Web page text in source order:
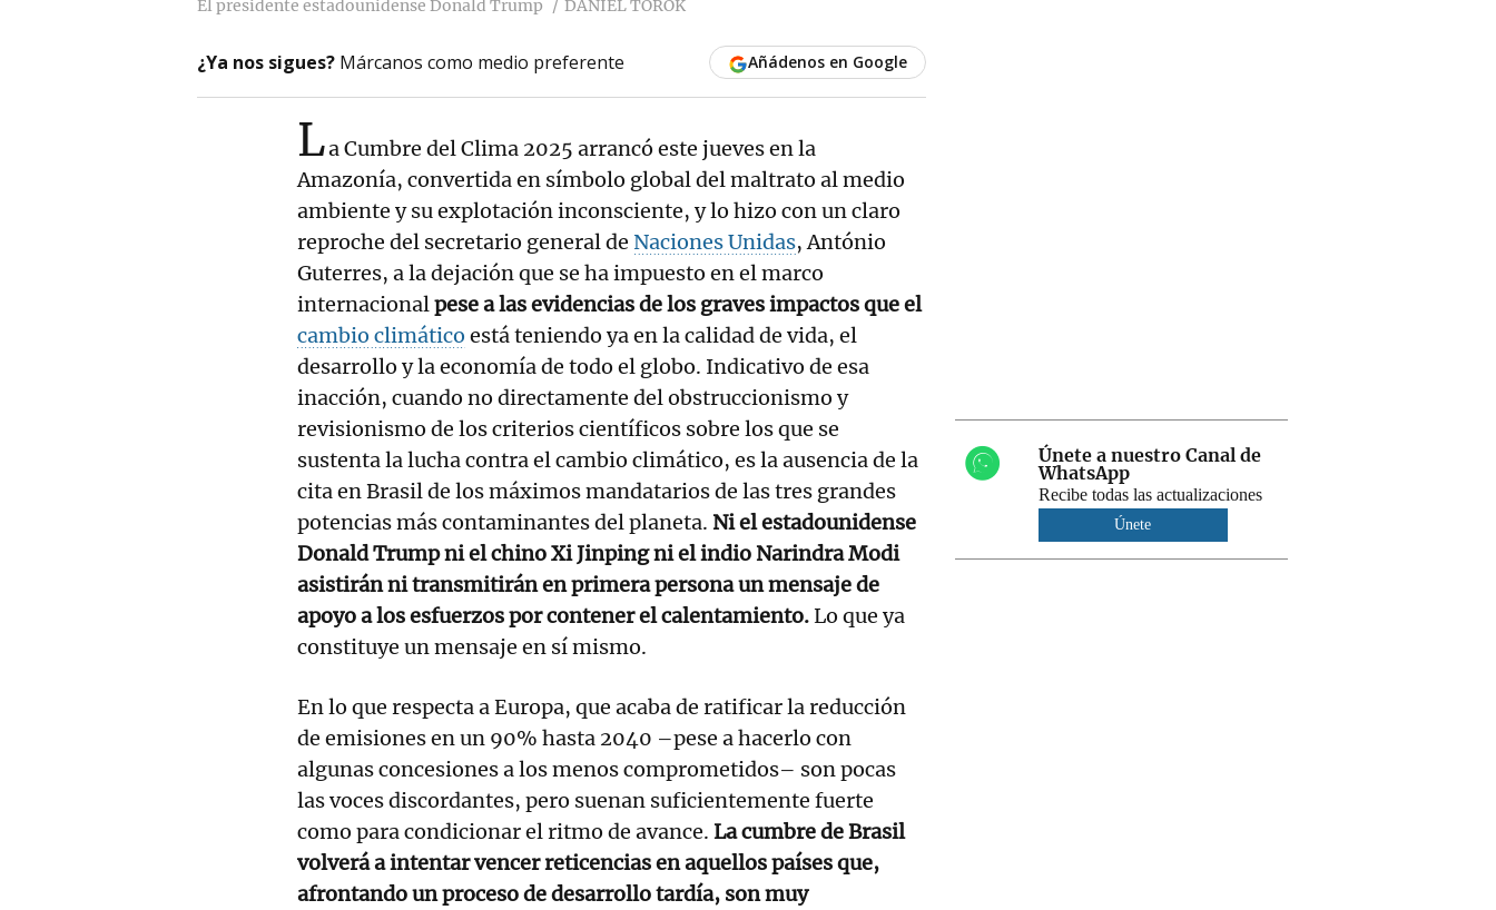
El presidente estadounidense Donald Trump DANIEL TOROK
¿Ya nos sigues? Márcanos como medio preferente Añádenos en Google
La Cumbre del Clima 2025 arrancó este jueves en la
Amazonía, convertida en símbolo global del maltrato al medio
ambiente y su explotación inconsciente, y lo hizo con un claro
reproche del secretario general de Naciones Unidas, António
Guterres, a la dejación que se ha impuesto en el marco
internacionalpese a las evidencias de los graves impactos que el
cambio climático está teniendo ya en la calidad de vida, el
desarrollo y la economía de todo el globo. Indicativo de esa
inacción, cuando no directamente del obstruccionismo y
revisionismo de los criterios científicos sobre los que se
sustenta la lucha contra el cambio climático, es la ausencia de la
cita en Brasil de los máximos mandatarios de las tres grandes
potencias más contaminantes del planeta. Ni el estadounidense
Donald Trump ni el chino Xi Jinping ni el indio Narindra Modi
asistirán ni transmitirán en primera persona un mensaje de
apoyo a los esfuerzos por contener el calentamiento.Lo que ya
constituye un mensaje en sí mismo.
En lo que respecta a Europa, que acaba de ratificar la reducción
de emisiones en un 90% hasta 2040 –pese a hacerlo con
algunas concesiones a los menos comprometidos– son pocas
las voces discordantes, pero suenan suficientemente fuerte
como para condicionar el ritmo de avance. La cumbre de Brasil
volverá a intentar vencer reticencias en aquellos países que,
afrontando un proceso de desarrollo tardía, son muy
Únete a nuestro Canal de
WhatsApp
Recibe todas las actualizaciones
Únete